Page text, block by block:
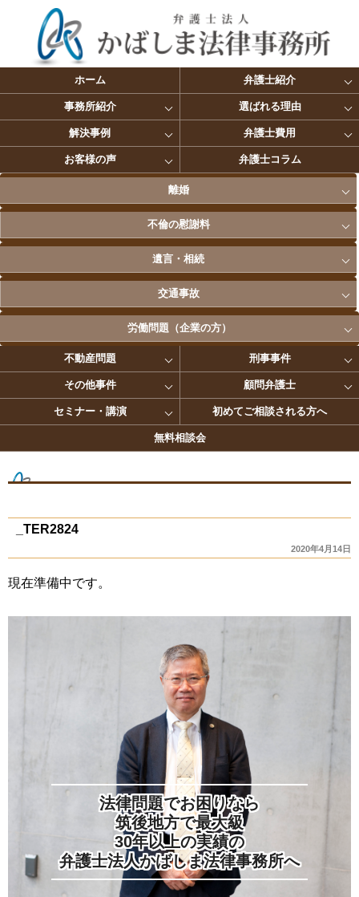
ホーム 弁護士紹介
事務所紹介 選ばれる理由
解決事例 弁護士費用
お客様の声 弁護士コラム
離婚
不倫の慰謝料
遺言・相続
交通事故
労働問題（企業の方）
不動産問題 刑事事件
その他事件 顧問弁護士
セミナー・講演 初めてご相談される方へ
無料相談会
_TER2824
2020年4月14日
現在準備中です。
法律問題でお困りなら
筑後地方で最大級
30年以上の実績の
弁護士法人かばしま法律事務所へ